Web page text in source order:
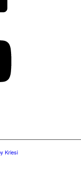
Kriesi